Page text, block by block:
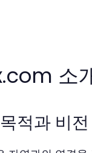
소
적과 비전